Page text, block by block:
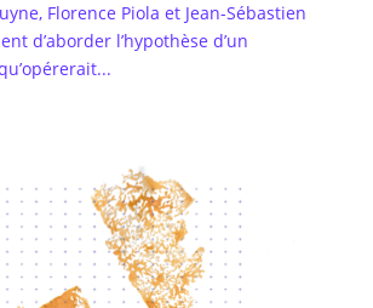
Florence Piola et Jean-Sébastien
d’aborder l’hypothèse d’un